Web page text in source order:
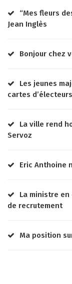
“Mes fleurs
Jean Inglès
Bonjour chez
Les jeunes
cartes d’électeurs
La ville rend
Servoz
Eric Anthoine
La ministre
de recrutement
Ma position